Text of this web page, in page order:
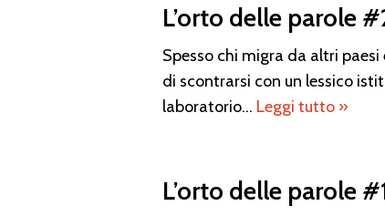
L’orto delle parole
Spesso chi migra da altri
di scontrarsi con un lessico
laboratorio… Leggi tutto »
L’orto delle parole